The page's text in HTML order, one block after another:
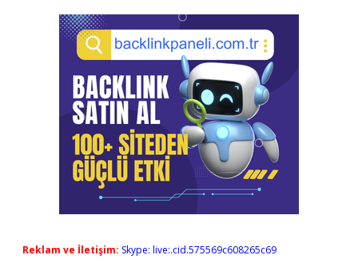
Reklam ve İletişim: Skype: live:.cid.575569c608265c69